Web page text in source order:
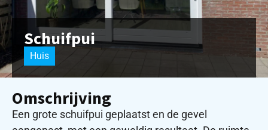
Schuifpui
Huis
Omschrijving
Een grote schuifpui geplaatst en de gevel